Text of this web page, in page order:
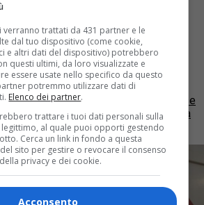
sulla provinciale
e Orbassano,
sulle tracce del pirata
è morto la notte scorsa nel Torinese
travolto da un pirata della strada. La
trattati da 431 partner e le
dal tuo dispositivo (come cookie,
e altri dati del dispositivo) potrebbero
questi ultimi, da loro visualizzate e
essere usate nello specifico da questo
potremmo utilizzare dati di
Elenco dei partner.
trattare i tuoi dati personali sulla
al quale puoi opporti gestendo
Cerca un link in fondo a questa
sito per gestire o revocare il consenso
privacy e dei cookie.
Acconsento